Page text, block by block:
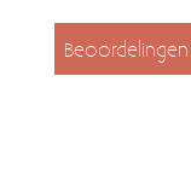
Beoordelingen